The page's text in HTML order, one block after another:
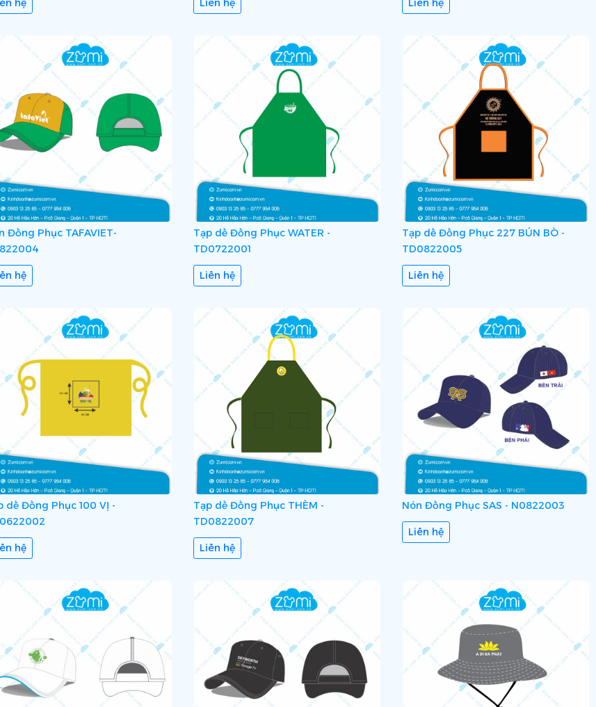
hệ Liên hệ Liên hệ
Đồng Phục TAFAVIET-
hệ
Tạp dề Đồng Phục WATER -
TD0722001
Liên hệ
Tạp dề Đồng Phục 227 BÚN BÒ -
TD0822005
Liên hệ
dề Đồng Phục 100 VỊ -
hệ
Tạp dề Đồng Phục THÈM -
TD0822007
Liên hệ
Nón Đồng Phục SAS - N0822003
Liên hệ